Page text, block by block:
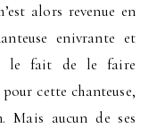
alors revenue en
enivrante et
le fait de le faire
cette chanteuse,
Mais aucun de ses